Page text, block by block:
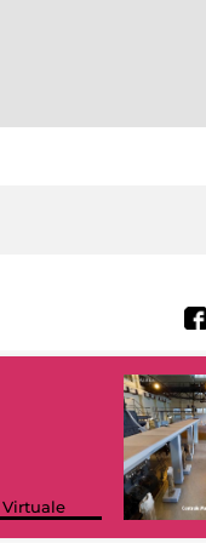
Virtuale